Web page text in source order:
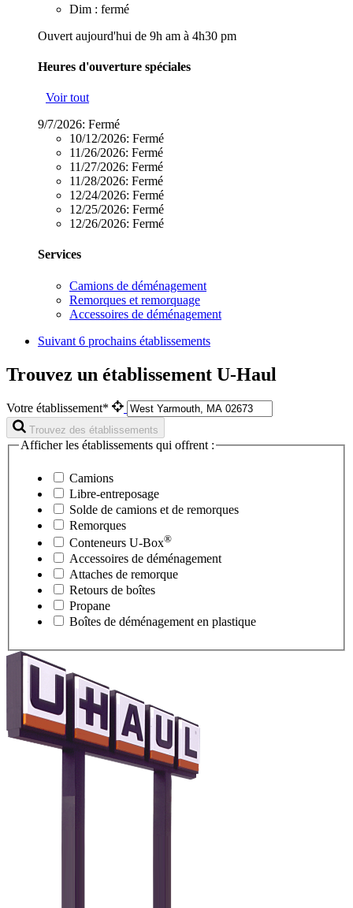
Dim : fermé
Ouvert aujourd'hui de 9h am à 4h30 pm
Heures d'ouverture spéciales
Voir tout
9/7/2026: Fermé
10/12/2026: Fermé
11/26/2026: Fermé
11/27/2026: Fermé
11/28/2026: Fermé
12/24/2026: Fermé
12/25/2026: Fermé
12/26/2026: Fermé
Services
Camions de déménagement
Remorques et remorquage
Accessoires de déménagement
Suivant 6 prochains établissements
Trouvez un établissement U-Haul
Votre établissement*
Trouvez des établissements
Afficher les établissements qui offrent :
Camions
Libre-entreposage
Solde de camions et de remorques
Remorques
Conteneurs U-Box®
Accessoires de déménagement
Attaches de remorque
Retours de boîtes
Propane
Boîtes de déménagement en plastique